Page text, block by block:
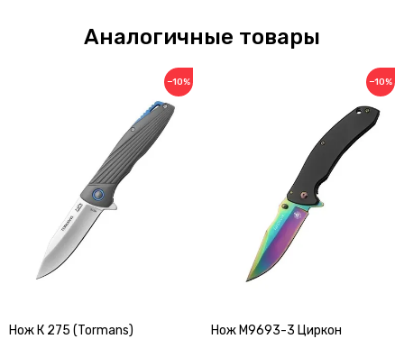
Аналогичные товары
−10%
Нож К 275 (Tormans)
−10%
Нож M9693-3 Циркон